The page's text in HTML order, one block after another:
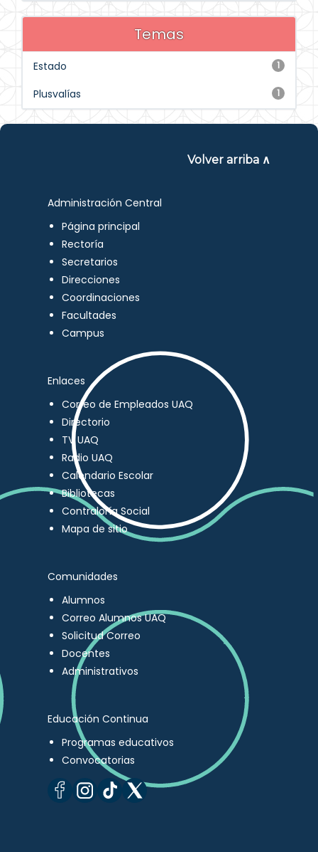
Temas
1
Estado
1
Plusvalías
Volver arriba ∧
Administración Central
Página principal
Rectoría
Secretarios
Direcciones
Coordinaciones
Facultades
Campus
Enlaces
Correo de Empleados UAQ
Directorio
TV UAQ
Radio UAQ
Calendario Escolar
Bibliotecas
Contraloría Social
Mapa de sitio
Comunidades
Alumnos
Correo Alumnos UAQ
Solicitud Correo
Docentes
Administrativos
Educación Continua
Programas educativos
Convocatorias